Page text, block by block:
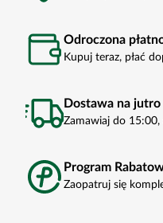
Odroczona
Kupuj teraz, płać
Dostawa na jutro
Zamawiaj do 15:00,
Program
Zaopatruj się